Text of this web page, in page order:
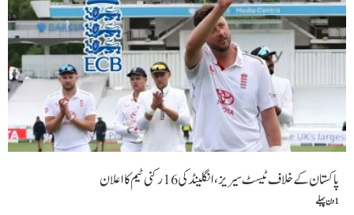
پاکستان کے خلاف ٹیسٹ سیریز، انگلینڈ کی 16 رکنی ٹیم کا اعلان
1 دن پہلے